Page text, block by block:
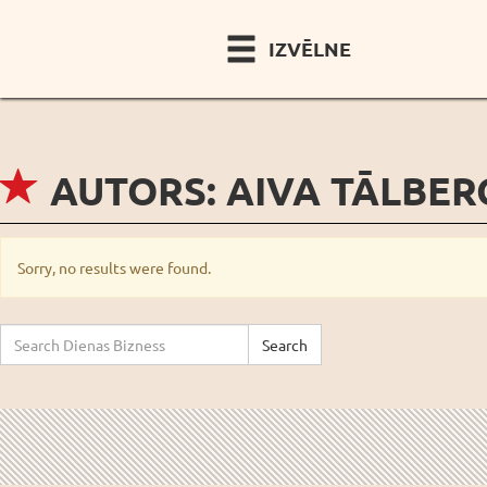
IZVĒLNE
AUTORS: AIVA
Sorry, no results were found.
Search
for:
Search